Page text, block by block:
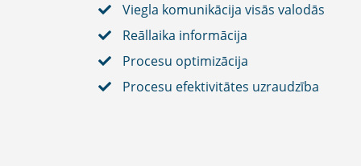
Viegla komunikācija visās valodās
Reāllaika informācija
Procesu optimizācija
Procesu efektivitātes uzraudzība